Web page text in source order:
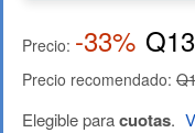
Precio: -33%
Precio recomendado:
Elegible paracuotas.